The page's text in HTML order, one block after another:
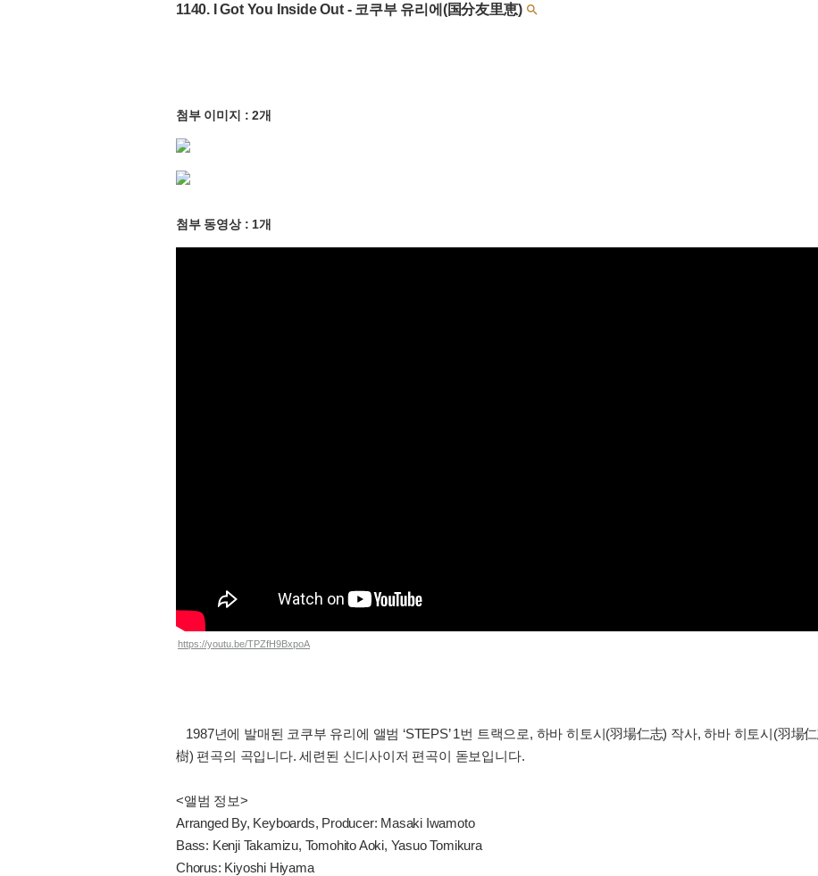
1140. I Got You Inside Out - 코쿠부 유리에(国分友里恵) 
첨부 이미지 : 2개
첨부 동영상 : 1개
https://youtu.be/TPZfH9BxpoA
1987년에 발매된 코쿠부 유리에 앨범 ‘STEPS’ 1번 트랙으로, 하바 히토시(羽場仁志) 작사, 하바 히토시(羽場
樹) 편곡의 곡입니다. 세련된 신디사이저 편곡이 돋보입니다.
<앨범 정보>
Arranged By, Keyboards, Producer: Masaki Iwamoto
Bass: Kenji Takamizu, Tomohito Aoki, Yasuo Tomikura
Chorus: Kiyoshi Hiyama